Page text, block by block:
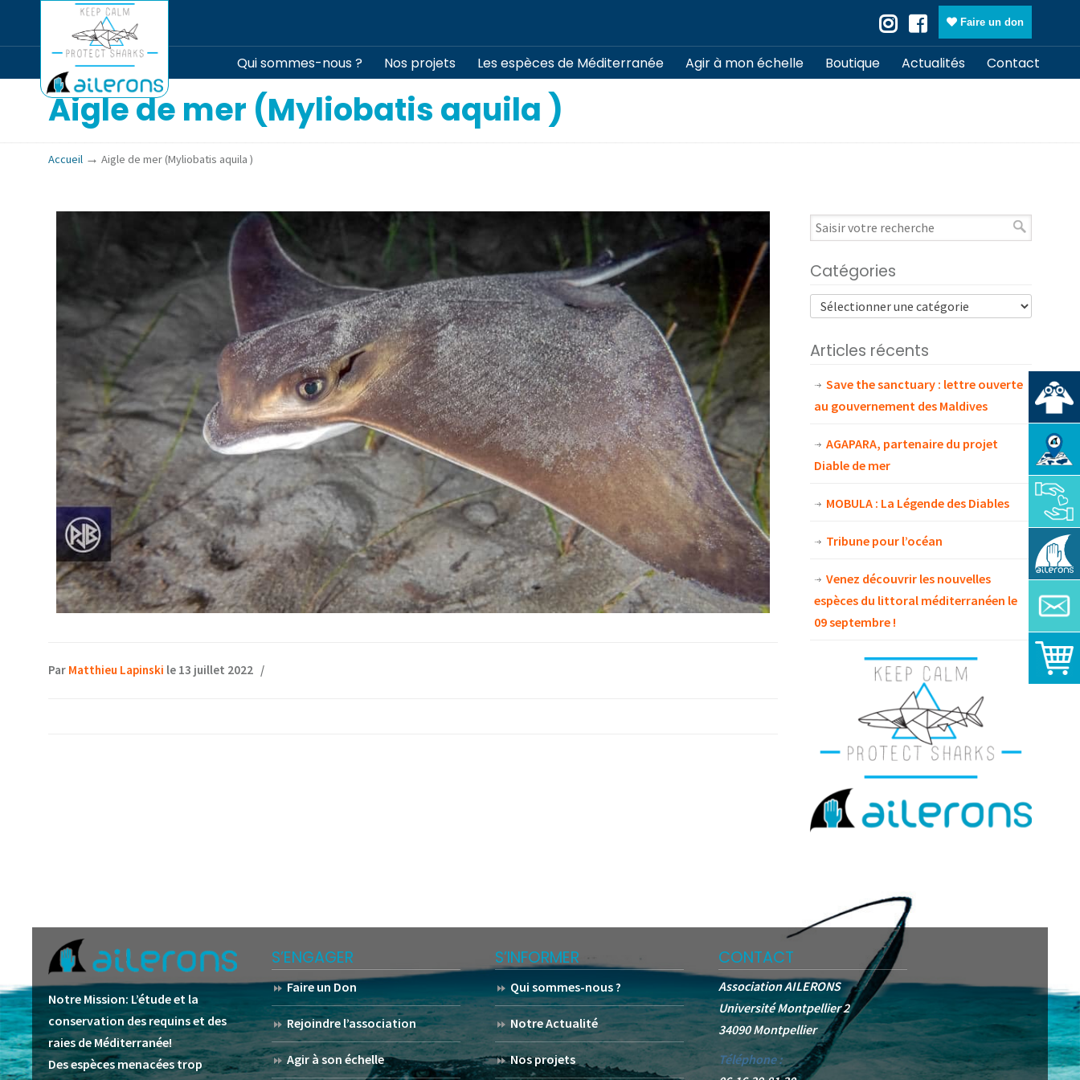
Faire un don
Qui sommes-nous ? Nos projets Les espèces de Méditerranée Agir à mon échelle Boutique Actualités Contact
Aigle de mer (Myliobatis aquila )
Accueil →Aigle de mer (Myliobatis aquila )
Par Matthieu Lapinski le 13 juillet 2022 /
Catégories
Articles récents
Save the sanctuary : lettre ouverte
au gouvernement des Maldives
AGAPARA, partenaire du projet
Diable de mer
MOBULA : La Légende des Diables
Tribune pour l’océan
Venez découvrir les nouvelles
espèces du littoral méditerranéen le
09 septembre !
Notre Mission: L’étude et la
conservation des requins et des
raies de Méditerranée!
Des espèces menacées trop
S’ENGAGER
Faire un Don
Rejoindre l’association
Agir à son échelle
S’INFORMER
Qui sommes-nous ?
Notre Actualité
Nos projets
CONTACT
Association AILERONS
Université Montpellier 2
34090 Montpellier
Téléphone :